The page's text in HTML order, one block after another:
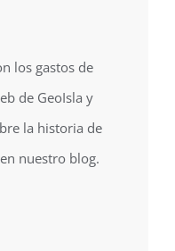
(2014)
los gastos de
de GeoIsla y
la historia de
nuestro blog.